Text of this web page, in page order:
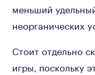
меньший
неорганических
Стоит отдельно
игры, поскольку